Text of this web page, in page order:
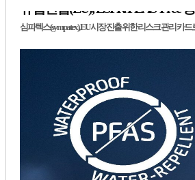
「심파텍스(sympatex)」 재활용
섬유/패션산업의 순환경제 위한 친환경 디자인 7가지